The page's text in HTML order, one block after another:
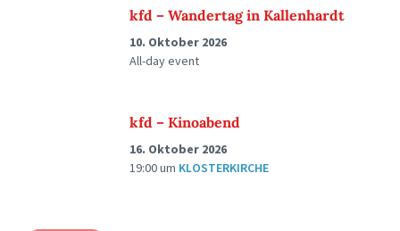
kfd – Wandertag in Kallenhardt
10. Oktober 2026
All-day event
kfd – Kinoabend
16. Oktober 2026
19:00um KLOSTERKIRCHE